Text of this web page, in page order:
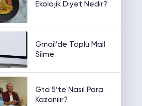
Ekolojik Diyet Nedir?
Gmail’de Toplu Mail
Silme
Gta 5’te Nasıl Para
Kazanılır?